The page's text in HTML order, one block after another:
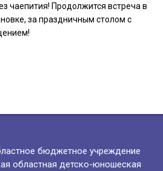
чаепития! Продолжится встреча в
за праздничным столом с
бюджетное учреждение
областная детско-юношеская